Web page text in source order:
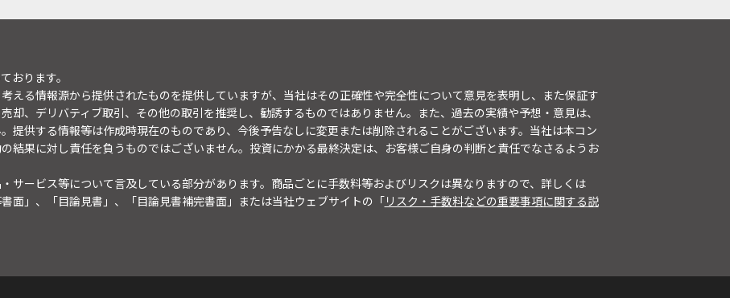
おります。
える情報源から提供されたものを提供していますが、当社はその正確性や完全性について意見を表明し、また保証す
却、デリバティブ取引、その他の取引を推奨し、勧誘するものではありません。また、過去の実績や予想・意見は、
提供する情報等は作成時現在のものであり、今後予告なしに変更または削除されることがございます。当社は本コン
結果に対し責任を負うものではございません。投資にかかる最終決定は、お客様ご自身の判断と責任でなさるようお
サービス等について言及している部分があります。商品ごとに手数料等およびリスクは異なりますので、詳しくは
面」、「目論見書」、「目論見書補完書面」または当社ウェブサイトの「リスク・手数料などの重要事項に関する説